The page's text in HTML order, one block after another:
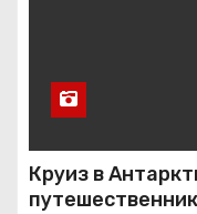
Круиз в